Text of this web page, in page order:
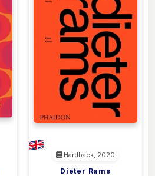
Hardback, 2020
Dieter Rams